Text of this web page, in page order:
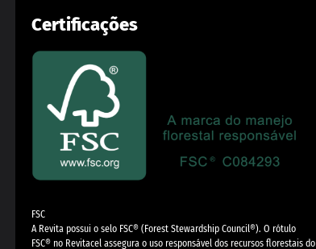
Certificações
FSC
A Revita possui o selo FSC®️ (Forest Stewardship Council®️). O rótulo
FSC®️ no Revitacel assegura o uso responsável dos recursos florestais do